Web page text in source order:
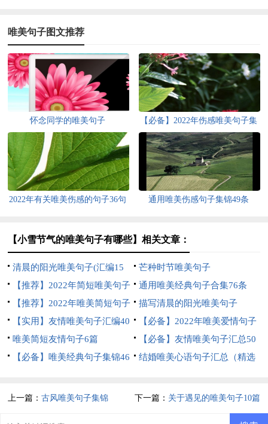
唯美句子图文推荐
怀念同学的唯美句子
【必备】2022年伤感唯美句子集
锦69条
2022年有关唯美伤感的句子36句 通用唯美伤感句子集锦49条
【小雪节气的唯美句子有哪些】相关文章：
清晨的阳光唯美句子(汇编15
篇)
芒种时节唯美句子
【推荐】2022年简短唯美句子
锦集55条
通用唯美经典句子合集76条
【推荐】2022年唯美简短句子
锦集70句
描写清晨的阳光唯美句子
【实用】友情唯美句子汇编40
条
【必备】2022年唯美爱情句子
合集60条
唯美简短友情句子6篇
【必备】友情唯美句子汇总50
句
【必备】唯美经典句子集锦46
结婚唯美心语句子汇总（精选
上一篇：古风唯美句子集锦 下一篇： 关于遇见的唯美句子10篇